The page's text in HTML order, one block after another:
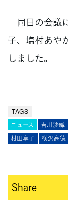
同日の会議
子、塩村あや
しました。
TAGS
ニュース 吉川沙織
村田享子
横沢高徳
Share